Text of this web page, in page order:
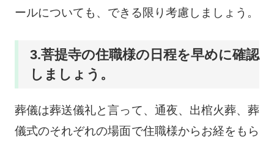
ールについても、できる限り考慮しましょう。
3.菩提寺の住職様の日程を早めに確認
しましょう。
葬儀は葬送儀礼と言って、通夜、出棺火葬、葬
儀式のそれぞれの場面で住職様からお経をもら